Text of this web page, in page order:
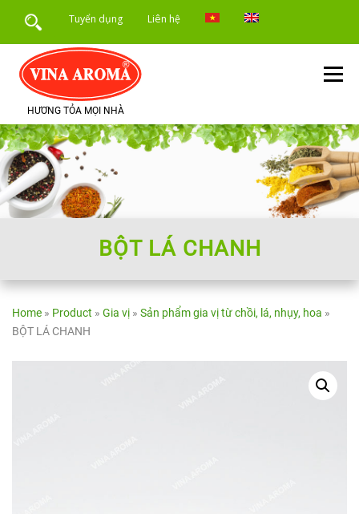
Tuyển dụng Liên hệ
HƯƠNG TỎA MỌI NHÀ
Menu
TRANG CHỦ GIỚI THIỆU SẢN PHẨM
DỊCH VỤ TIN TỨC
BỘT LÁ CHANH
Home » Product » Gia vị » Sản phẩm gia vị từ chồi, lá, nhụy, hoa »
BỘT LÁ CHANH